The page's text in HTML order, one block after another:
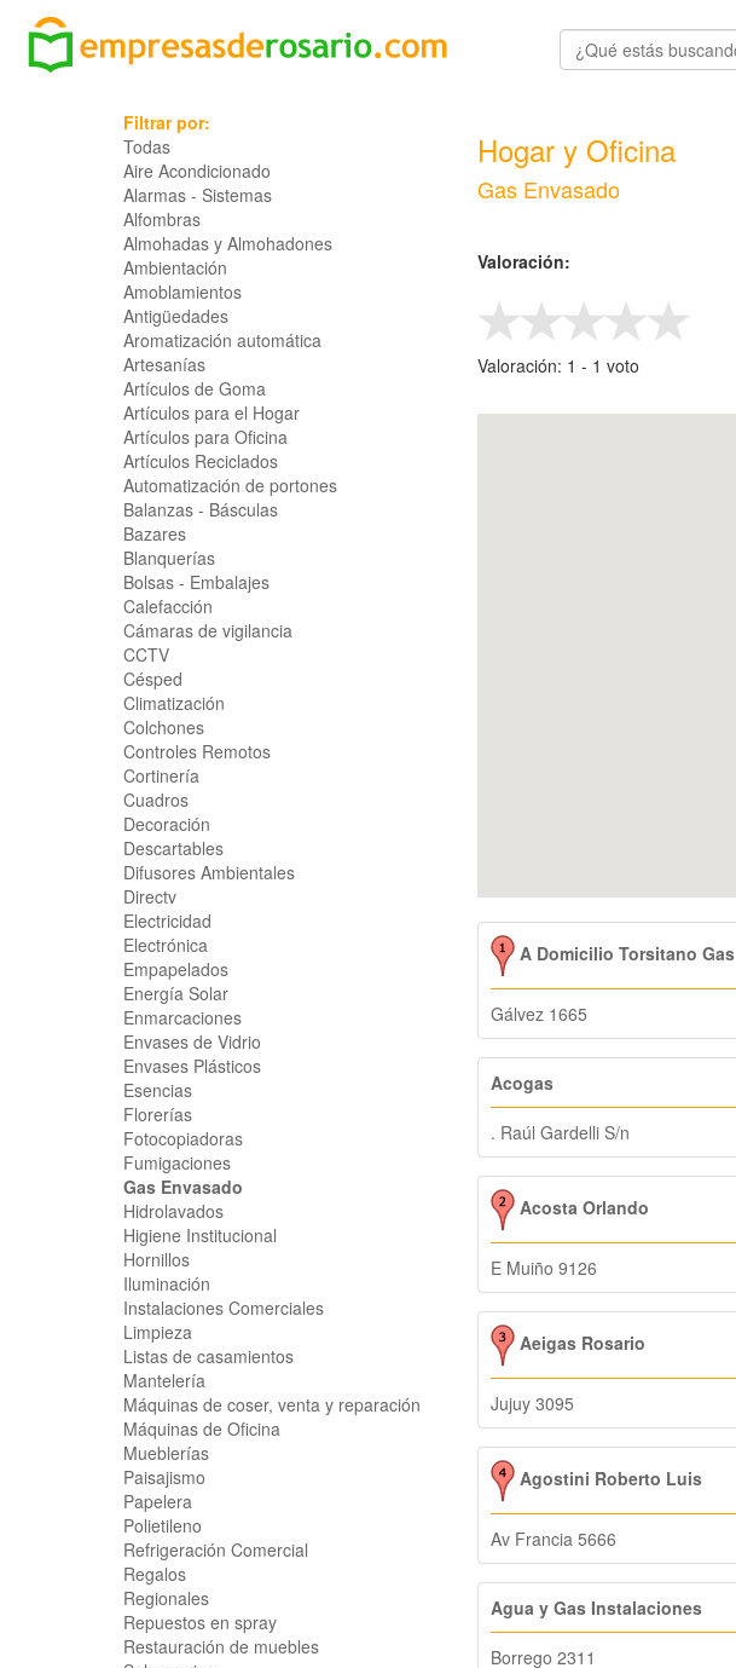
Filtrar por:
Todas
Aire Acondicionado
Alarmas - Sistemas
Alfombras
Almohadas y Almohadones
Ambientación
Amoblamientos
Antigüedades
Aromatización automática
Artesanías
Artículos de Goma
Artículos para el Hogar
Artículos para Oficina
Artículos Reciclados
Automatización de portones
Balanzas - Básculas
Bazares
Blanquerías
Bolsas - Embalajes
Calefacción
Cámaras de vigilancia
CCTV
Césped
Climatización
Colchones
Controles Remotos
Cortinería
Cuadros
Decoración
Descartables
Difusores Ambientales
Directv
Electricidad
Electrónica
Empapelados
Energía Solar
Enmarcaciones
Envases de Vidrio
Envases Plásticos
Esencias
Florerías
Fotocopiadoras
Fumigaciones
Gas Envasado
Hidrolavados
Higiene Institucional
Hornillos
Iluminación
Instalaciones Comerciales
Limpieza
Listas de casamientos
Mantelería
Máquinas de coser, venta y reparación
Máquinas de Oficina
Mueblerías
Paisajismo
Papelera
Polietileno
Refrigeración Comercial
Regalos
Regionales
Repuestos en spray
Restauración de muebles
Hogar y Oficina
Gas Envasado
Valoración:
Valoración: 1 - ‎1 voto
A Domicilio Torsitano Gas
Gálvez 1665
Acogas
. Raúl Gardelli S/n
Acosta Orlando
E Muiño 9126
Aeigas Rosario
Jujuy 3095
Agostini Roberto Luis
Av Francia 5666
Agua y Gas Instalaciones
Borrego 2311